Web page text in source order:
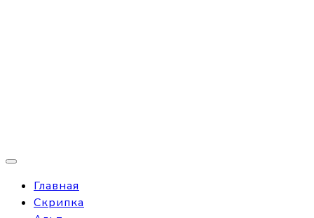
Главная
Скрипка